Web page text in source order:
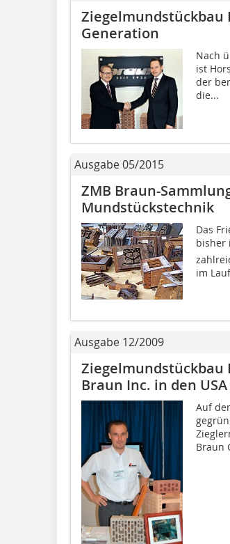
Ziegelmundstückbau
Generation
Nach
ist
der
die...
Ausgabe 05/2015
ZMB Braun-
Mundstückstechnik
Das
bisher
im
Ausgabe 12/2009
Ziegelmundstückbau
Braun Inc. in den
Auf
Braun